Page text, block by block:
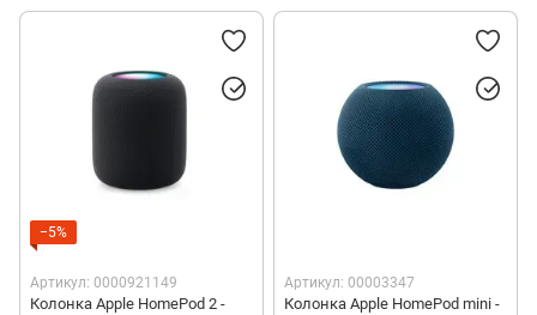
−5%
Артикул: 0000921149
Колонка Apple HomePod 2 -
Артикул: 00003347
Колонка Apple HomePod mini -